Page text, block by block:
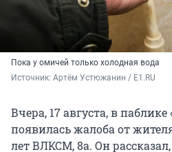
Пока у омичей только холодная вода
Источник: Артём Устюжанин / E1.RU
Вчера, 17 августа, в
появилась жалоба от
лет ВЛКСМ, 8а. Он